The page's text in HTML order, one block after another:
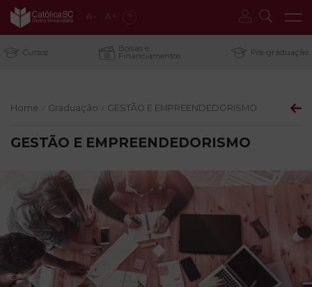
Cursos Bolsas e
Financiamentos Pós-graduação
Home Graduação GESTÃO E EMPREENDEDORISMO
GESTÃO E EMPREENDEDORISMO